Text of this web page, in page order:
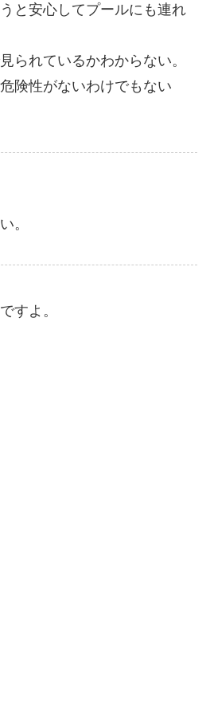
と安心してプールにも連れ
られているかわからない。
険性がないわけでもない
。
すよ。